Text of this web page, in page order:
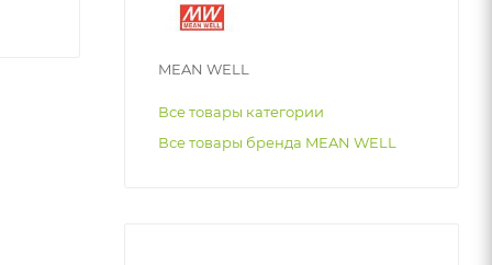
MEAN WELL
Все товары категории
Все товары бренда MEAN WELL